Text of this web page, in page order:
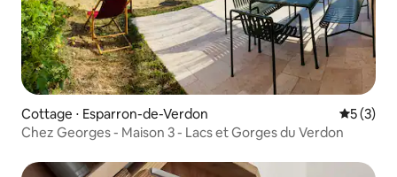
Cottage ⋅ Esparron-de-Verdon
5 (3)
Chez Georges - Maison 3 - Lacs et Gorges du Verdon